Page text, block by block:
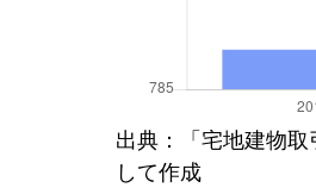
出典：「宅地建物
して作成